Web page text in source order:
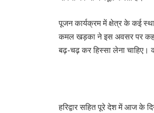
पूजन कार्यक्रम में क्षेत्र के कई
कमल खड़का ने इस अवसर पर कहा
बढ़-चढ़ कर हिस्सा लेना चाहिए।
हरिद्वार सहित पूरे देश में आज के